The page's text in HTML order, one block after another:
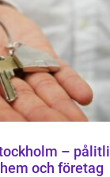
–
och företag